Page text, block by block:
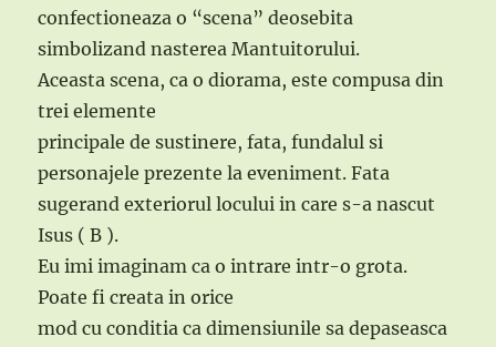
confectioneaza o “scena” deosebita
simbolizand nasterea Mantuitorului.
Aceasta scena, ca o diorama, este compusa din
trei elemente
principale de sustinere, fata, fundalul si
personajele prezente la eveniment. Fata
sugerand exteriorul locului in care s-a nascut
Isus ( B ).
Eu imi imaginam ca o intrare intr-o grota.
Poate fi creata in orice
mod cu conditia ca dimensiunile sa depaseasca